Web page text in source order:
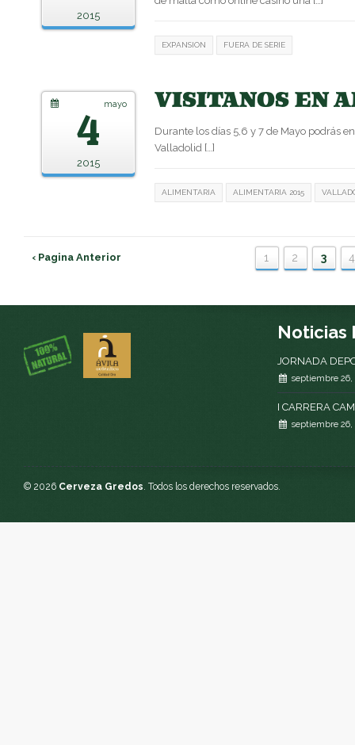
2015
EXPANSION FUERA DE SERIE
4 mayo
2015
VISITANOS EN
Durante los días 5,6 y 7 de Mayo podrás
Valladolid […]
ALIMENTARIA ALIMENTARIA 2015
‹ Pagina Anterior 1 2 3 4
Noticias
JORNADA
septiembre 26,
I CARRERA
septiembre 26,
© 2026 Cerveza Gredos. Todos los derechos reservados.